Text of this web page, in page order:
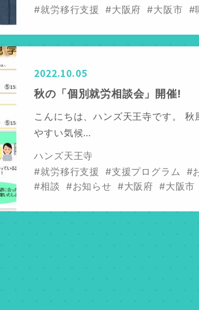
#就労移行支援
#大阪府 #大阪市 #
2022.10.05
秋の「個別就労相談会」開催!
こんにちは、ハンズ天王寺です。 秋
やすい気候…
ハンズ天王寺
#就労移行支援
#支援プログラム #
#相談 #お知らせ #大阪府 #大阪市